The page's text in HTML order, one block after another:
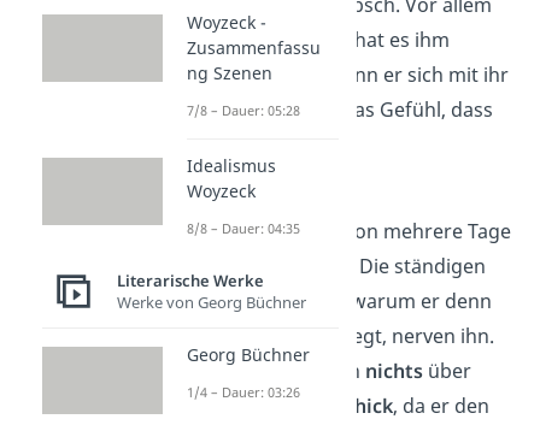
Schwester Hanna
hat es ihm
angetan. Denn wenn er sich mit ihr
unterhält, hat er das Gefühl, dass
Kapitel 4
Maik liegt nun schon mehrere Tage
ihm Krankenhaus. Die ständigen
Fragen der Ärzte, warum er denn
im Krankenhaus liegt, nerven ihn.
Maik
ihnen nichts über
seineTour mit Tschick, da er den
Woyzeck -
Zusammenfassu
ng Szenen
7/8 – Dauer: 05:28
Idealismus
Woyzeck
8/8 – Dauer: 04:35
Literarische Werke
Werke von Georg Büchner
Georg Büchner
1/4 – Dauer: 03:26